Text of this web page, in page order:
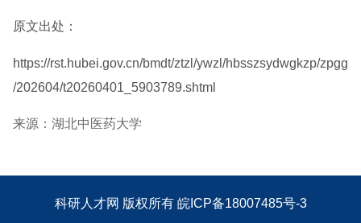
原文出处：
https://rst.hubei.gov.cn/bmdt/ztzl/ywzl/hbsszsydwgkzp/zpgg
/202604/t20260401_5903789.shtml
来源：湖北中医药大学
科研人才网 版权所有 皖ICP备18007485号-3